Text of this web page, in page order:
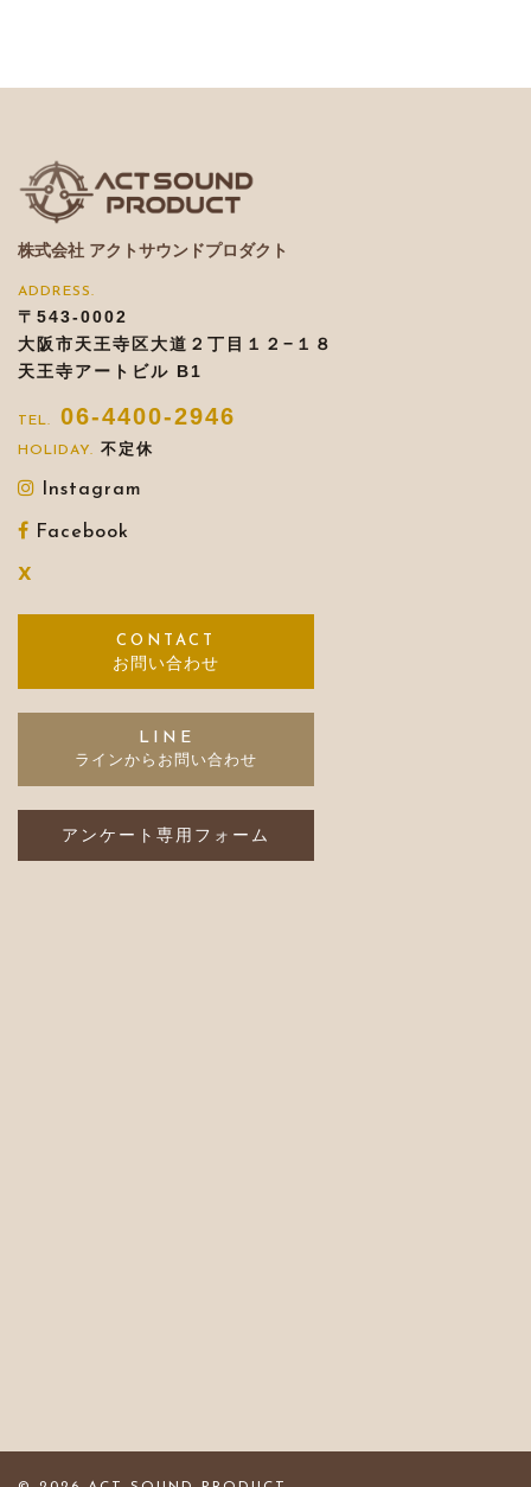
株式会社 アクトサウンドプロダクト
〒543-0002
大阪市天王寺区大道２丁目１２−１８
天王寺アートビル B1
06-4400-2946
不定休
Instagram
Facebook
X
お問い合わせ
LINE
アンケート専用フォーム